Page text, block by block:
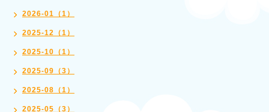
2026-01（1）
2025-12（1）
2025-10（1）
2025-09（3）
2025-08（1）
2025-05（3）